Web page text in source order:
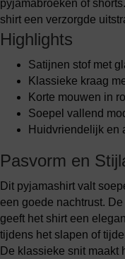
pyjamabroeken of
shirt een verzorgde
Highlights
Satijnen stof met
Klassieke kraag
Korte mouwen in
Soepel vallend
Huidvriendelijk en
Pasvorm en
Dit pyjamashirt valt
een goede nachtrust.
geeft het shirt een
tijdens het slapen of
De klassieke snit maakt